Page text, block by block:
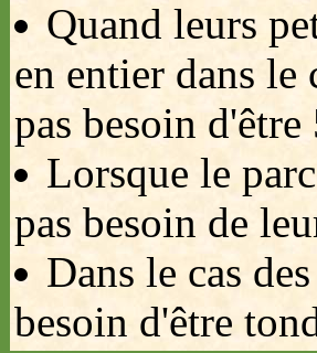
Quand leurs
en entier dans le
pas besoin
Lorsque le
pas besoin de
Dans le cas
besoin d'être